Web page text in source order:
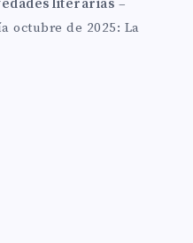
literarias –
octubre de 2025: La